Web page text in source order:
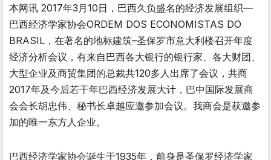
本网讯 2017年3月10日，巴西久负盛名的经济发展组织—
巴西经济学家协会ORDEM DOS ECONOMISTAS DO
BRASIL，在著名的地标建筑–圣保罗市意大利楼召开年度
经济分析会议，有来自巴西各大银行的银行家、各大财团、
大型企业及商贸集团的总裁共120多人出席了会议，共商
2017年及今后若干年巴西经济发展大计，巴中国际发展商
会会长胡忠伟、秘书长卓越应邀参加会议。我商会是获邀参
加的唯一东方人企业。
巴西经济学家协会诞生于1935年，前身是圣保罗经济学家